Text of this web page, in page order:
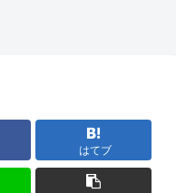
はてブ